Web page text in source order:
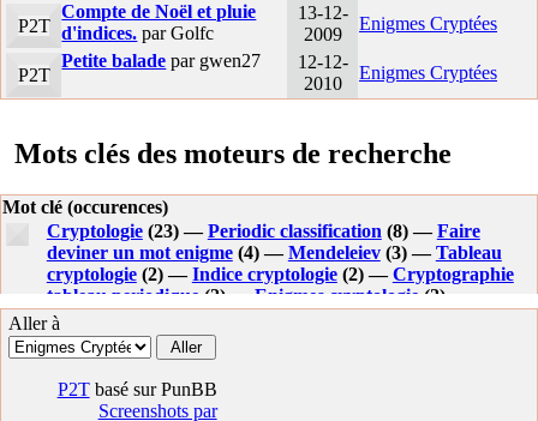
P2T
Compte de Noël et pluie
d'indices. par Golfc
13-12-
2009
Enigmes Cryptées
P2T
Petite balade par gwen27
12-12-
2010
Enigmes Cryptées
Mots clés des moteurs de recherche
Mot clé (occurences)
Cryptologie(23) —Periodic classification (8) —Faire
deviner un mot enigme(4) —Mendeleiev(3) —Tableau
cryptologie(2) —Indice cryptologie(2) —Cryptographie
tableau periodique (2) — Enigmes cryptologie (2) —
Tangram oeuf
(2) —Ryptologie en 6eme maths
Cryptage elements chimiques
Cryptologie chimique
chimique(1) —Cryptage chimie table periodique
Aller à
P2Tbasé sur PunBB
Screenshots par